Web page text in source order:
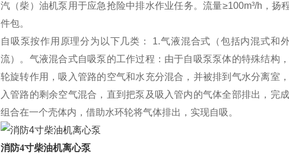
汽（柴）油机泵用于应急抢险中排水作业任务。流量≥100m³/h，
件包。
自吸泵按作用原理分为以下几类： 1.气液混合式（包括内混式和
流）。气液混合式自吸泵的工作过程：由于自吸泵泵体的特殊结构
轮旋转作用，吸入管路的空气和水充分混合，并被排到气水分离室
入管路的剩余空气混合，直到把泵及吸入管内的气体全部排出，完
组合在一个壳体内，借助水环轮将气体排出，实现自吸。
消防4寸柴油机离心泵